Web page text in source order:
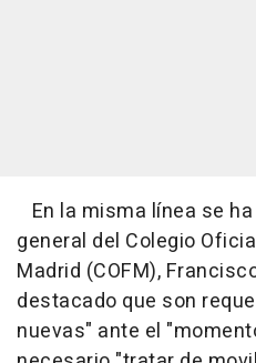
En la misma línea se
general del Colegio
Madrid (COFM),
destacado que son
nuevas" ante el